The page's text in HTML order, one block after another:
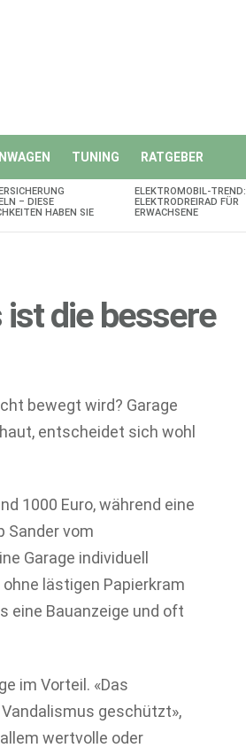
TUNING RATGEBER
– DIESE
HABEN SIE
ELEKTROMOBIL-TREND:
ELEKTRODREIRAD FÜR
ERWACHSENE
ist die bessere
bewegt wird? Garage
entscheidet sich wohl
1000 Euro, während eine
Sander vom
Garage individuell
lästigen Papierkram
eine Bauanzeige und oft
im Vorteil. «Das
geschützt»,
wertvolle oder